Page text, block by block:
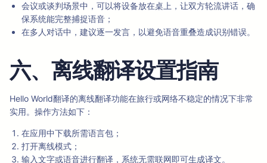
会议或谈判场景中，可以将设备放在桌上，让双方轮流讲话，确
保系统能完整捕捉语音；
在多人对话中，建议逐一发言，以避免语音重叠造成识别错误。
六、离线翻译设置指南
Hello World翻译的离线翻译功能在旅行或网络不稳定的情况下非常
实用。操作方法如下：
在应用中下载所需语言包；
打开离线模式；
输入文字或语音进行翻译，系统无需联网即可生成译文。